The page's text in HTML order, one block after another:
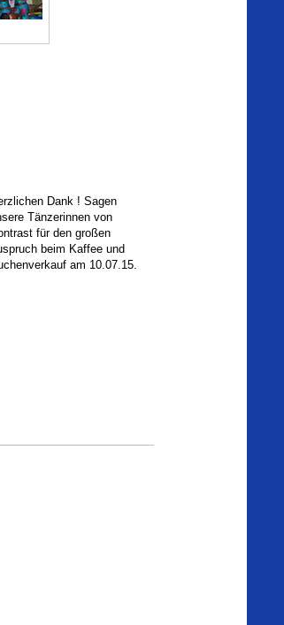
Dank ! Sagen
Tänzerinnen von
für den großen
beim Kaffee und
am 10.07.15.